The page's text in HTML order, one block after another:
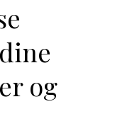
og